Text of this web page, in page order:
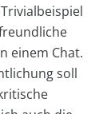
einem Chat.
soll